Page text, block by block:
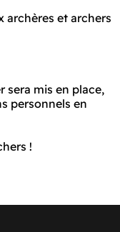
archères et archers
sera mis en place,
personnels en
!